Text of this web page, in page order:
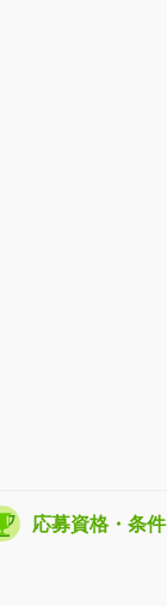
応募資格・条件